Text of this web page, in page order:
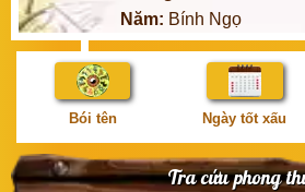
Năm: Bính Ngọ
Bói tên Ngày tốt xấu
Tra cứu phong